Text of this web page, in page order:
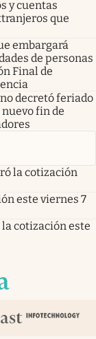
y cuentas
que
embargará
de personas
Final de
decretó feriado
fin de
la cotización
este viernes 7
cotización este
pestaña
nueva pestaña
en nueva pestaña